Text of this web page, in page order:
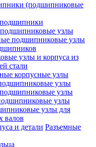
(подшипниковые
узлы
подшипниковые узлы
узлы и корпуса из
стали
корпусные узлы
узлы
узлы
узлы
узлы для
валов
Разъемные